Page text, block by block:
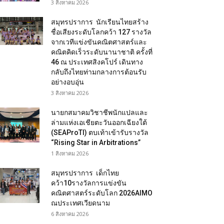
3 สิงหาคม 2026
สมุทรปราการ นักเรียนไทยสร้าง
ชื่อเสียงระดับโลกคว้า 127 รางวัล
จากเวทีแข่งขันคณิตศาสตร์และ
คณิตคิดเร็วระดับนานาชาติ ครั้งที่
46 ณ ประเทศสิงคโปร์ เดินทาง
กลับถึงไทยท่ามกลางการต้อนรับ
อย่างอบอุ่น
3 สิงหาคม 2026
นายกสมาคมวิชาชีพนักแปลและ
ล่ามแห่งเอเชียตะวันออกเฉียงใต้
(SEAProTI) ตบเท้าเข้ารับรางวัล
“Rising Star in Arbitrations”
1 สิงหาคม 2026
สมุทรปราการ เด็กไทย
คว้า10รางวัลการแข่งขัน
คณิตศาสตร์ระดับโลก 2026AIMO
ณประเทศเวียดนาม
6 สิงหาคม 2026